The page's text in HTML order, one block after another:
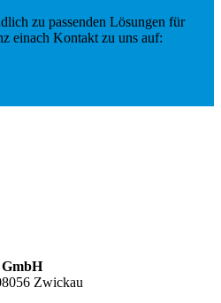
zu passenden Lösungen für
einach Kontakt zu uns auf:
Zwickau